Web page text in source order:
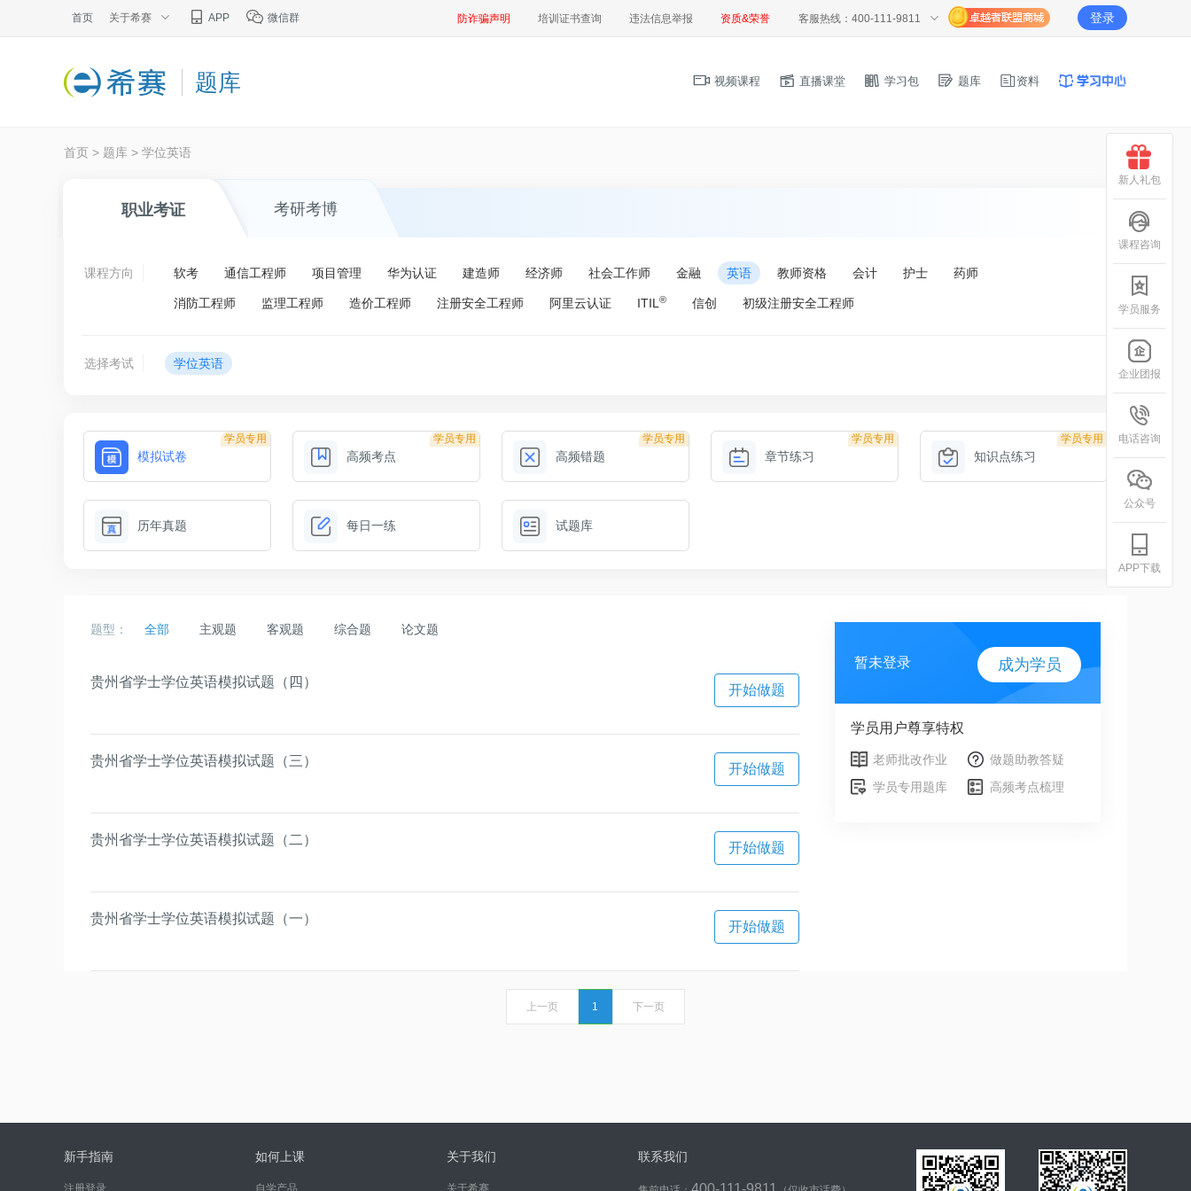
首页 关于希赛 APP 微信群 防诈骗声明 培训证书查询 违法信息举报 资质&荣誉 客服热线：400-111-9811 登录
题库 视频课程 直播课堂 学习包 题库 资料
首页 > 题库 > 学位英语
职业考证 考研考博
课程方向 软考 通信工程师 项目管理 华为认证 建造师 经济师 社会工作师 金融 英语 教师资格 会计 护士 药师
消防工程师 监理工程师 造价工程师 注册安全工程师 阿里云认证 ITIL ® 信创 初级注册安全工程师
选择考试 学位英语
学员专用
模拟试卷
学员专用
高频考点
学员专用
高频错题
学员专用
章节练习
学员专用
知识点练习
历年真题 每日一练 试题库
题型： 全部 主观题 客观题 综合题 论文题
贵州省学士学位英语模拟试题（四）
开始做题
贵州省学士学位英语模拟试题（三）
开始做题
贵州省学士学位英语模拟试题（二）
开始做题
贵州省学士学位英语模拟试题（一）
开始做题
暂未登录 成为学员
学员用户尊享特权
老师批改作业
做题助教答疑
学员专用题库
高频考点梳理
上一页 1 下一页
新手指南
注册登录
如何上课
自学产品
关于我们
关于希赛
联系我们
新人礼包
课程咨询
学员服务
企业团报
电话咨询
公众号
APP下载